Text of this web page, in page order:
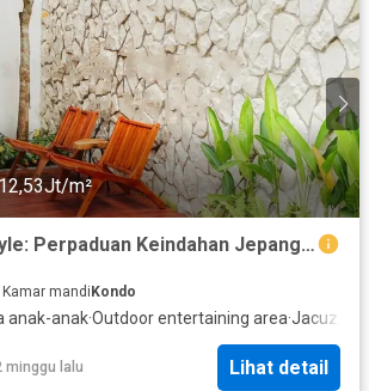
m²
Villa Japandi Style: Perpaduan Keindahan Jepang dan Skandinavia di Tengah Kota Jogja
Kamar mandi Kondo
anak-anak·Outdoor entertaining area·Jacuzzi
minggu lalu Lihat detail